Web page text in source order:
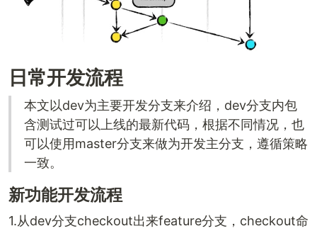
日常开发流程
本文以dev为主要开发分支来介绍，dev分支内包
含测试过可以上线的最新代码，根据不同情况，也
可以使用master分支来做为开发主分支，遵循策略
一致。
新功能开发流程
1.从dev分支checkout出来feature分支，checkout命